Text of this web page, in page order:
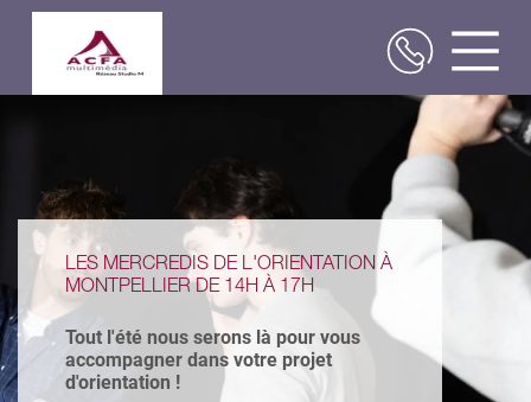
LES MERCREDIS DE L'ORIENTATION À
MONTPELLIER DE 14H À 17H
Tout l'été nous serons là pour vous
accompagner dans votre projet
d'orientation !